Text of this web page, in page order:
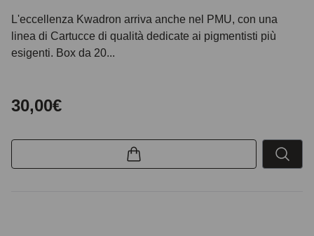
L'eccellenza Kwadron arriva anche nel PMU, con una
linea di Cartucce di qualità dedicate ai pigmentisti più
esigenti. Box da 20...
30,00€